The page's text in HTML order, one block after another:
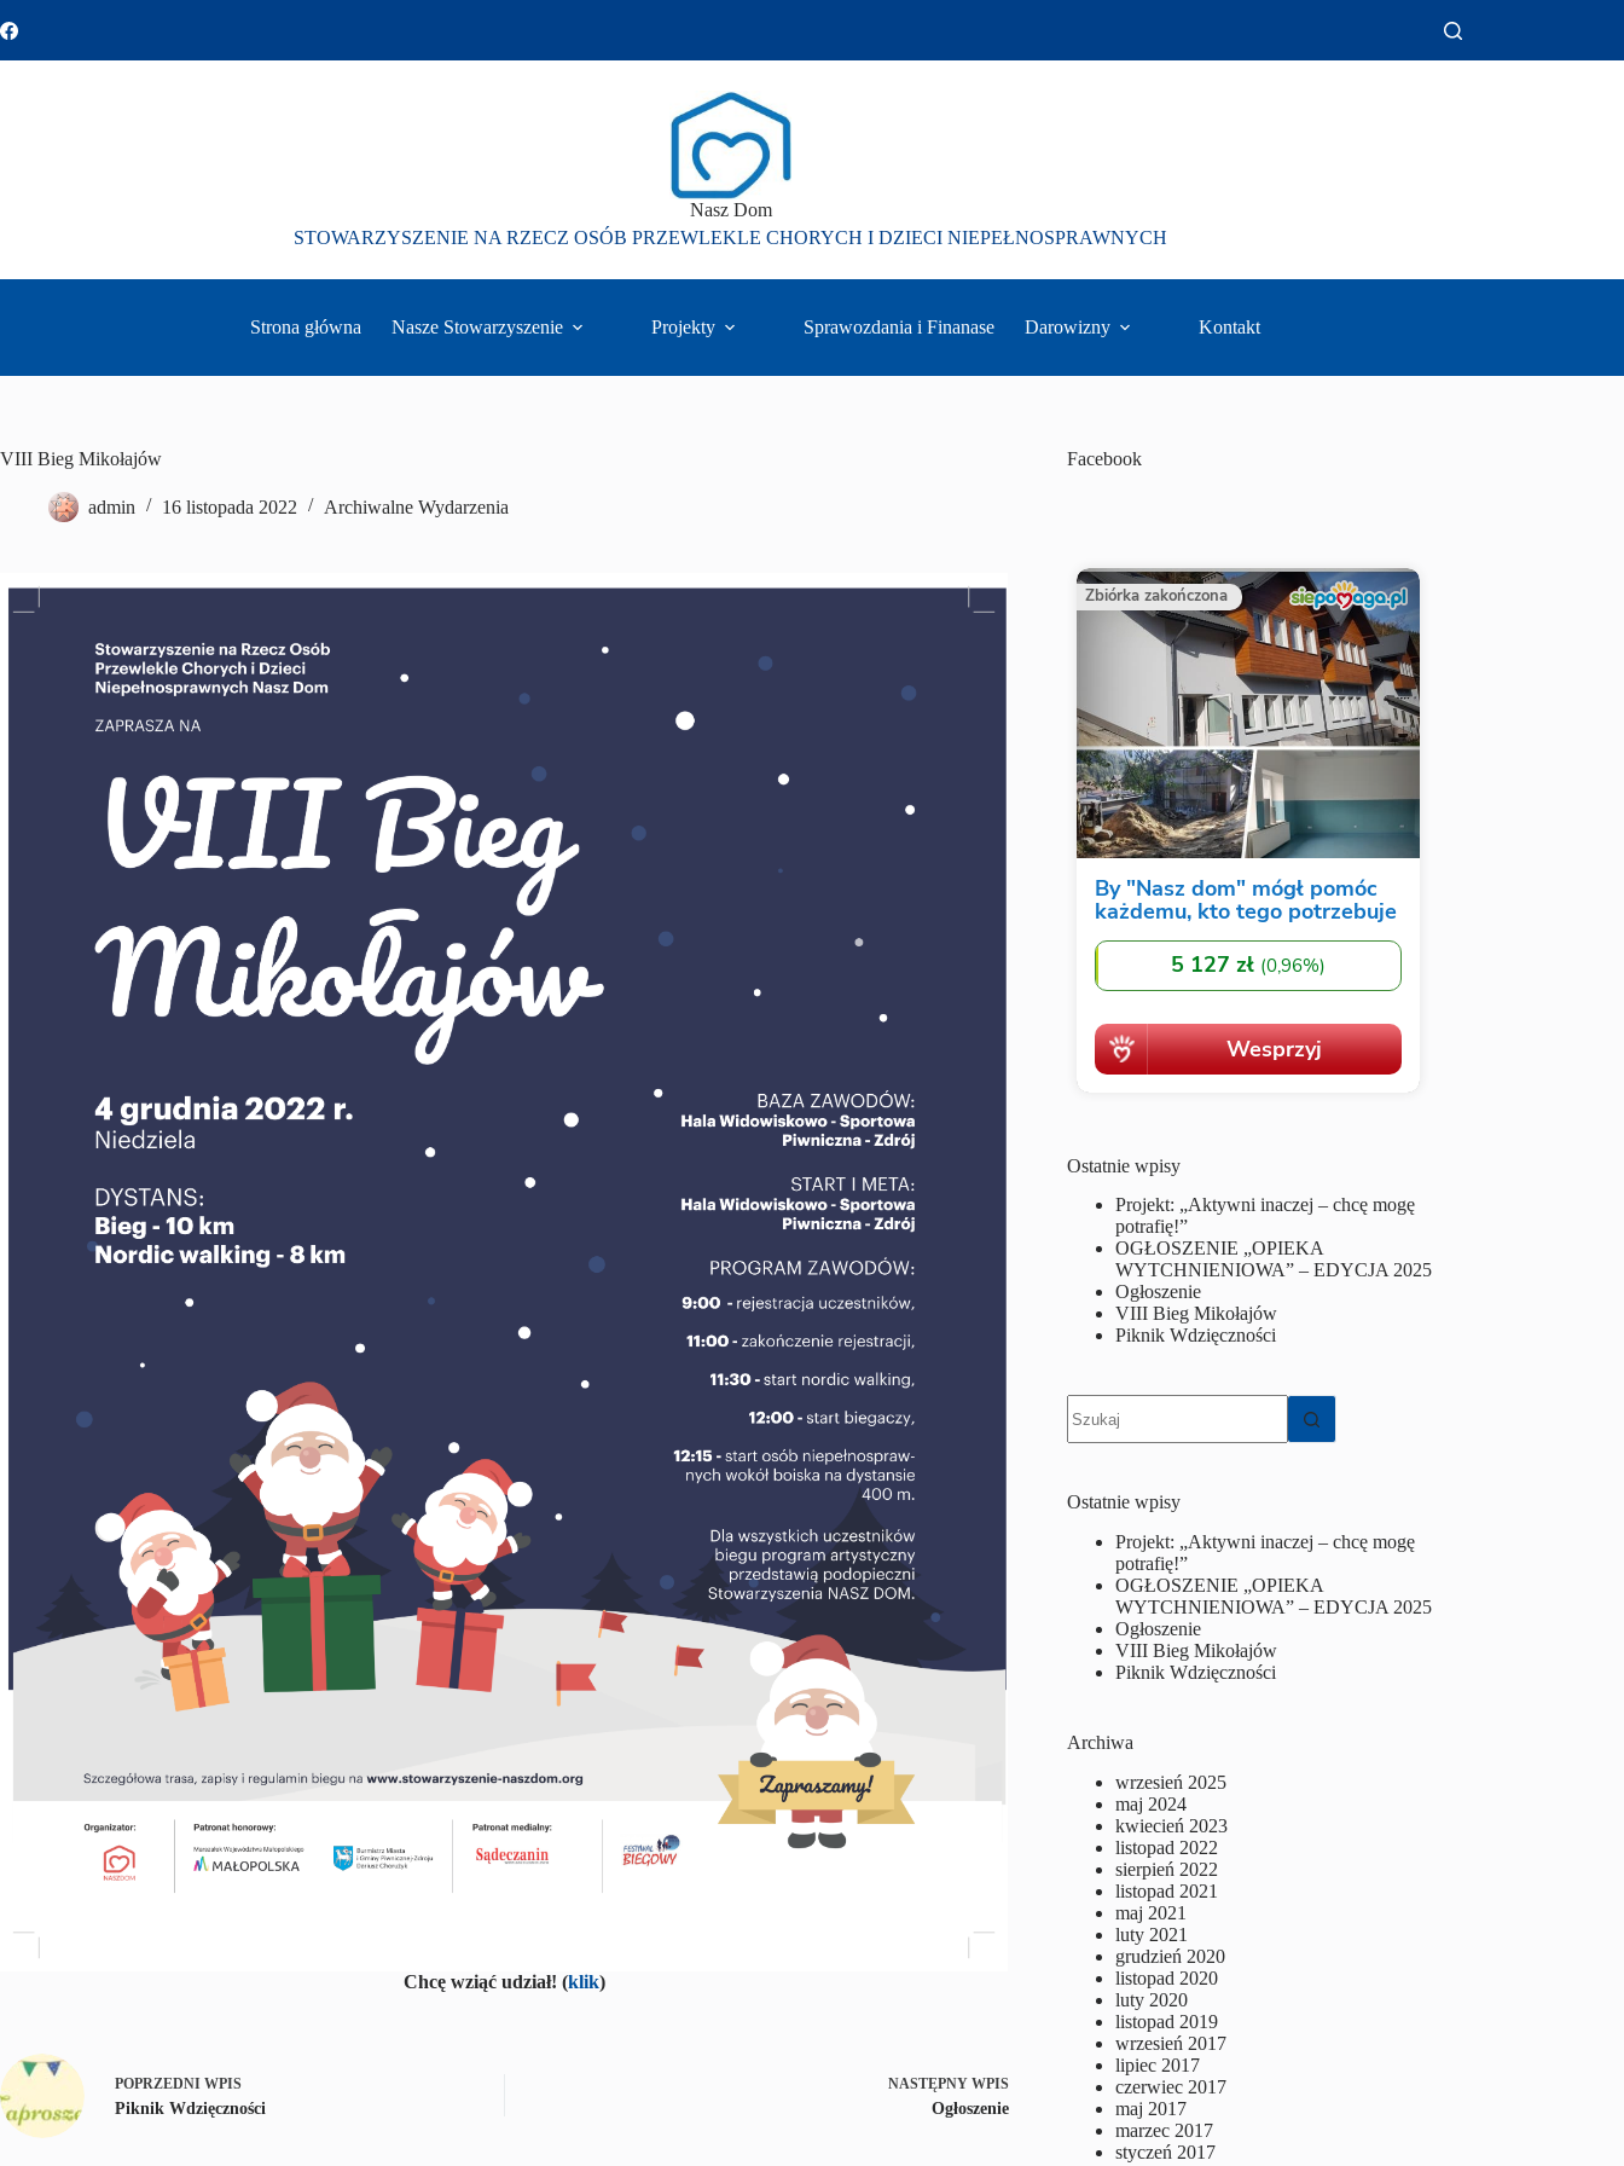
do
Nasz Dom
STOWARZYSZENIE NA RZECZ OSÓB PRZEWLEKLE CHORYCH I DZIECI NIEPEŁNOSPRAWNYCH
Strona główna Nasze Stowarzyszenie Projekty Sprawozdania i Finanase Darowizny Kontakt
VIII Bieg Mikołajów
admin 16 listopada 2022 Archiwalne Wydarzenia
Chcę wziąć udział! (klik)
POPRZEDNI WPIS
Piknik Wdzięczności
NASTĘPNY WPIS
Ogłoszenie
Facebook
Ostatnie wpisy
Projekt: „Aktywni inaczej – chcę mogę
potrafię!”
OGŁOSZENIE „OPIEKA
WYTCHNIENIOWA” – EDYCJA 2025
Ogłoszenie
VIII Bieg Mikołajów
Piknik Wdzięczności
wyników
Ostatnie wpisy
Projekt: „Aktywni inaczej – chcę mogę
potrafię!”
OGŁOSZENIE „OPIEKA
WYTCHNIENIOWA” – EDYCJA 2025
Ogłoszenie
VIII Bieg Mikołajów
Piknik Wdzięczności
Archiwa
wrzesień 2025
maj 2024
kwiecień 2023
listopad 2022
sierpień 2022
listopad 2021
maj 2021
luty 2021
grudzień 2020
listopad 2020
luty 2020
listopad 2019
wrzesień 2017
lipiec 2017
czerwiec 2017
maj 2017
marzec 2017
styczeń 2017